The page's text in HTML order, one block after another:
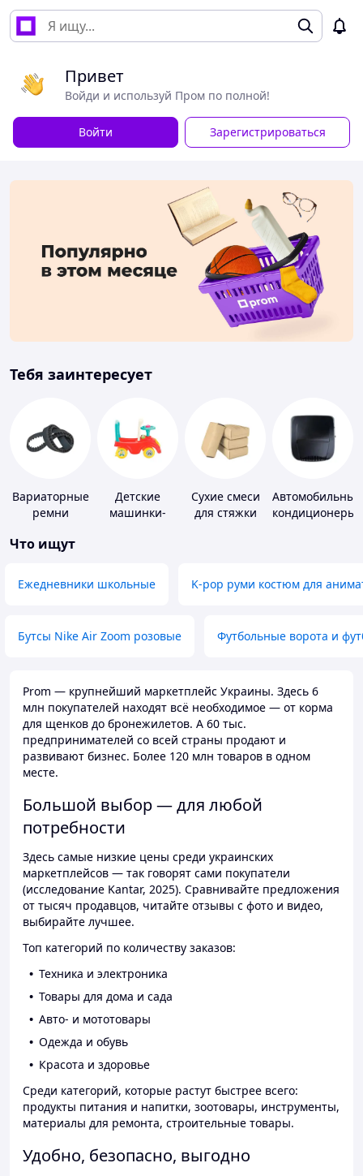
Привет
Войди и используй Пром по полной!
Войти Зарегистрироваться
Тебя заинтересует
Вариаторные
ремни
Детские
машинки-
Сухие смеси
для стяжки
Автомобильные
кондиционеры
Что ищут
Ежедневники школьные K-pop руми костюм для
Бутсы Nike Air Zoom розовые Футбольные ворота и
Prom — крупнейший маркетплейс Украины. Здесь 6
млн покупателей находят всё необходимое — от корма
для щенков до бронежилетов. А 60 тыс.
предпринимателей со всей страны продают и
развивают бизнес. Более 120 млн товаров в одном
месте.
Большой выбор — для любой
потребности
Здесь самые низкие цены среди украинских
маркетплейсов — так говорят сами покупатели
(исследование Kantar, 2025). Сравнивайте предложения
от тысяч продавцов, читайте отзывы с фото и видео,
выбирайте лучшее.
Топ категорий по количеству заказов:
Техника и электроника
Товары для дома и сада
Авто- и мототовары
Одежда и обувь
Красота и здоровье
Среди категорий, которые растут быстрее всего:
продукты питания и напитки, зоотовары, инструменты,
материалы для ремонта, строительные товары.
Удобно, безопасно, выгодно